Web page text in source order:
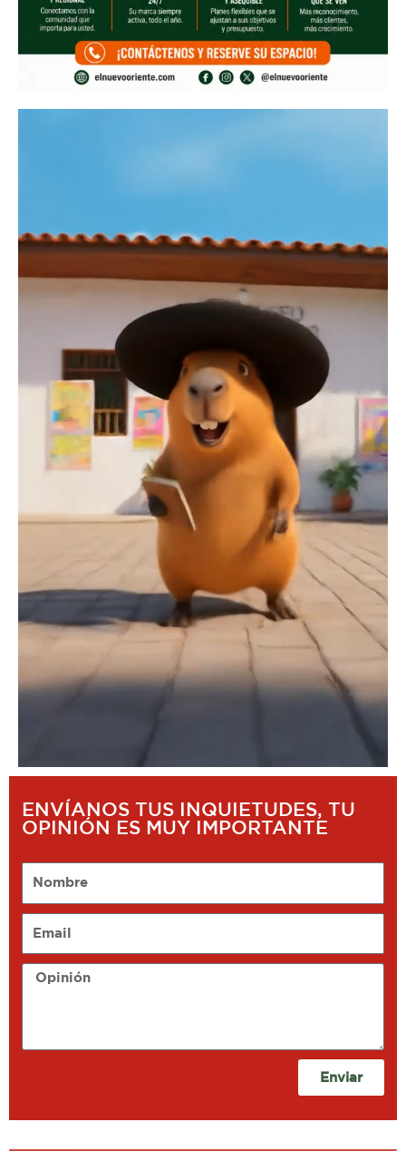
ENVÍANOS TUS INQUIETUDES, TU
OPINIÓN ES MUY IMPORTANTE
Opinión
Enviar